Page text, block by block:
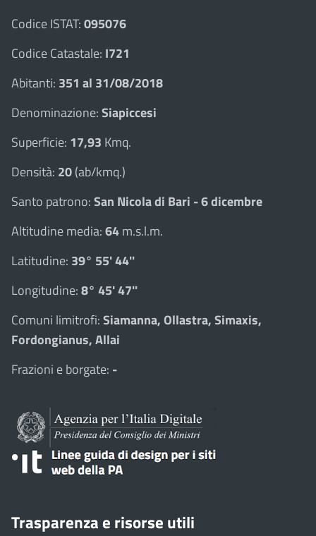
Codice ISTAT:095076
Codice Catastale: I721
Abitanti: 351 al 31/08/2018
Denominazione:Siapiccesi
Superficie: 17,93 Kmq.
Densità: 20(ab/kmq.)
Santo patrono:San Nicola di Bari - 6 dicembre
Altitudine media:64m.s.l.m.
Latitudine: 39° 55' 44''
Longitudine:8° 45' 47''
Comuni limitrofi:Siamanna, Ollastra, Simaxis,
Fordongianus, Allai
Frazioni e borgate: -
Trasparenza e risorse utili